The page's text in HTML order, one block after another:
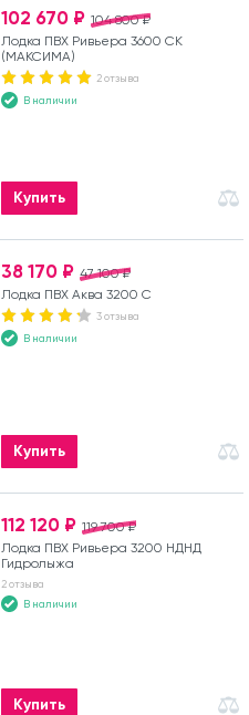
104 800 ₽
102 670 ₽
Лодка ПВХ Ривьера 3600 СК
(МАКСИМА)
2 отзыва
В наличии
Купить
47 100 ₽
38 170 ₽
Лодка ПВХ Аква 3200 С
3 отзыва
В наличии
Купить
119 700 ₽
112 120 ₽
Лодка ПВХ Ривьера 3200 НДНД
Гидролыжа
2 отзыва
В наличии
Купить